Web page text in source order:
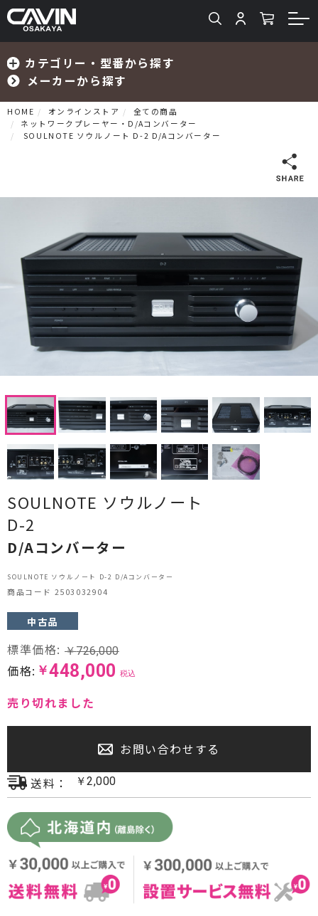
カテゴリー・型番から探す
メーカーから探す
検索
プリメインアンプ
プリアンプ
パワーアンプ
CDプレーヤー・レシーバー
レコードプレーヤー
フォノイコライザー・MCトランス
スピーカー
ヘッドフォン・イヤホン
オーディオその他
AVアンプ
ＴＶ・レコーダー・プレーヤー
プロジェクター・スクリーン
センタースピーカー・サブウーファー
HOME オンラインストア
全ての商品
ネットワークプレーヤー・D/Aコンバーター
SOULNOTE ソウルノート D-2 D/Aコンバーター
SOULNOTE ソウルノート
D-2
D/Aコンバーター
SOULNOTE ソウルノート D-2 D/Aコンバーター
商品コード 2503032904
中古品
標準価格: ￥726,000
価格: ￥448,000 税込
売り切れました
お問い合わせする
送料：
￥2,000